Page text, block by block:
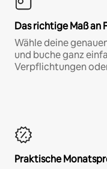
Das richtige Maß an
Wähle deine
und buche ganz
Verpflichtungen
Praktische